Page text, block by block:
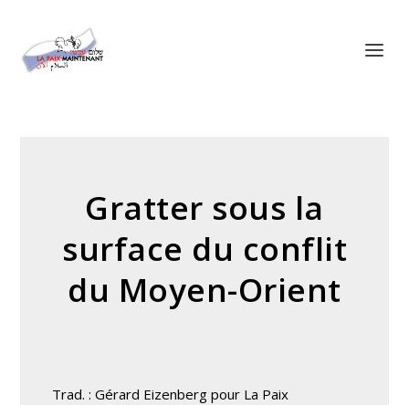
Gratter sous la
surface du conflit
du Moyen-Orient
Trad. : Gérard Eizenberg pour La Paix